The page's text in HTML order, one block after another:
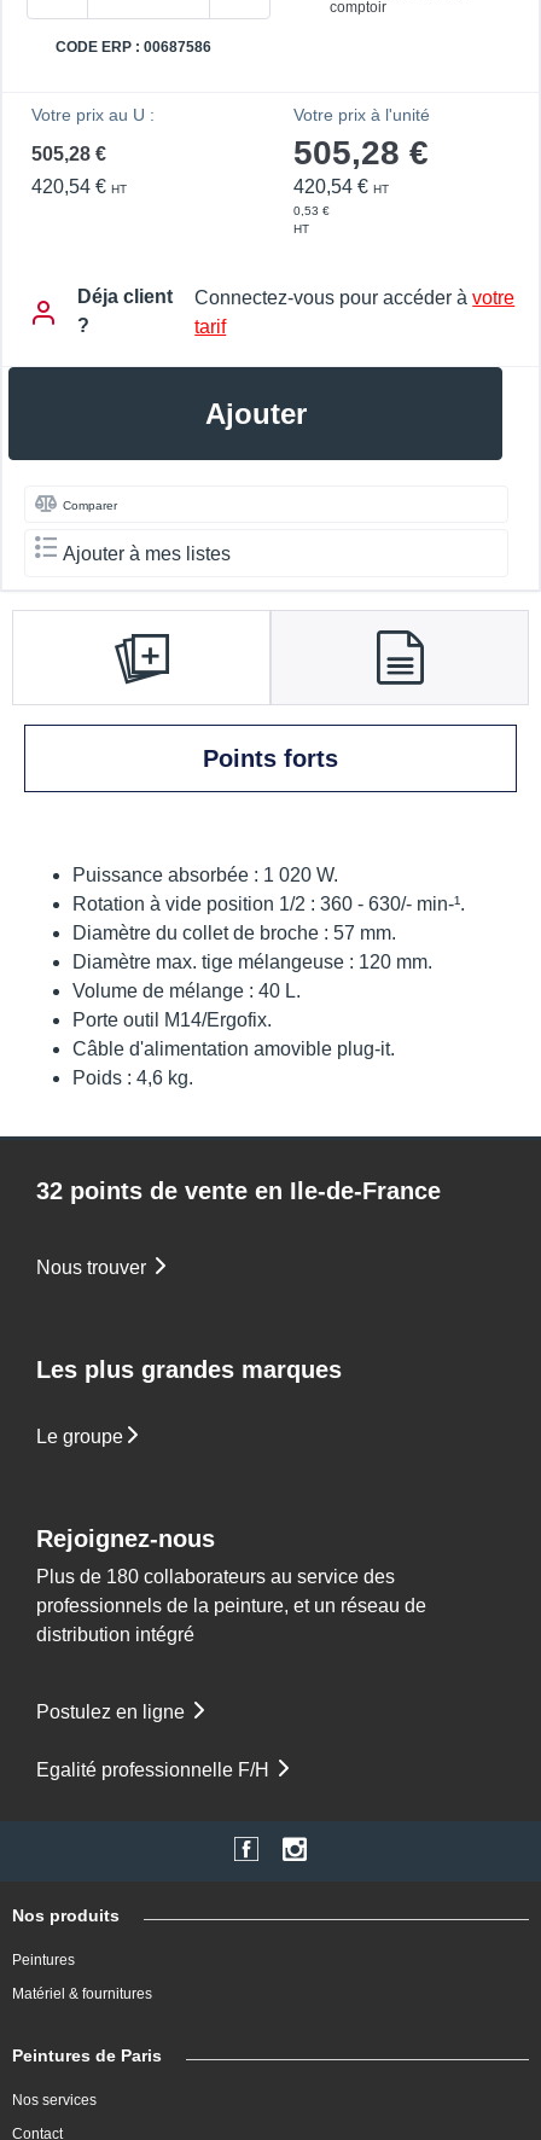
CODE ERP : 00687586
comptoir
Votre prix au U :
505,28 €
420,54 € HT
Votre prix à l'unité
505,28 €
420,54 € HT
0,53 €
HT
Déja client
?
Connectez-vous pour accéder àvotre
tarif
Ajouter
Comparer
Ajouter à mes listes
Points forts
Puissance absorbée : 1 020 W.
Rotation à vide position 1/2 : 360 - 630/- min-¹.
Diamètre du collet de broche : 57 mm.
Diamètre max. tige mélangeuse : 120 mm.
Volume de mélange : 40 L.
Porte outil M14/Ergofix.
Câble d'alimentation amovible plug-it.
Poids : 4,6 kg.
32 points de vente en Ile-de-France
Nous trouver
Les plus grandes marques
Le groupe
Rejoignez-nous
Plus de 180 collaborateurs au service des
professionnels de la peinture, et un réseau de
distribution intégré
Postulez en ligne
Egalité professionnelle F/H
Nos produits
Peintures
Matériel & fournitures
Peintures de Paris
Nos services
Contact